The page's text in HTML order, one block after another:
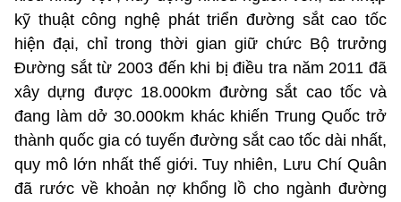
kỹ thuật công nghệ phát triển đường sắt cao tốc
hiện đại, chỉ trong thời gian giữ chức Bộ trưởng
Đường sắt từ 2003 đến khi bị điều tra năm 2011 đã
xây dựng được 18.000km đường sắt cao tốc và
đang làm dở 30.000km khác khiến Trung Quốc trở
thành quốc gia có tuyến đường sắt cao tốc dài nhất,
quy mô lớn nhất thế giới. Tuy nhiên, Lưu Chí Quân
đã rước về khoản nợ khổng lồ cho ngành đường